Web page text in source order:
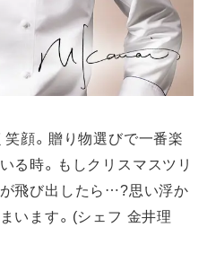
笑顔。贈り物選びで一番楽
る時。もしクリスマスツリ
飛び出したら…?思い浮か
います。(シェフ 金井理